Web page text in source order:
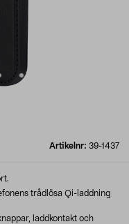
Artikelnr: 39-1437
trådlösa Qi-laddning
laddkontakt och